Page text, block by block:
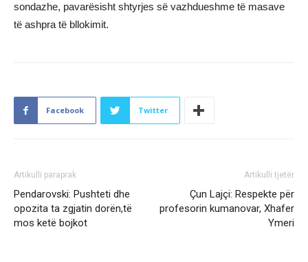
sondazhe, pavarësisht shtyrjes së vazhdueshme të masave
të ashpra të bllokimit.
Facebook Twitter
Artikulli paraprak
Pendarovski: Pushteti dhe
opozita ta zgjatin dorën,të
mos ketë bojkot
Artikulli tjetër
Çun Lajçi: Respekte për
profesorin kumanovar, Xhafer
Ymeri